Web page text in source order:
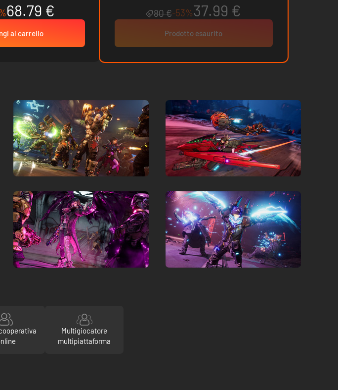
68.79 €
al carrello
80 €-53%37.99 €
Prodotto esaurito
Multigiocatore
multipiattaforma